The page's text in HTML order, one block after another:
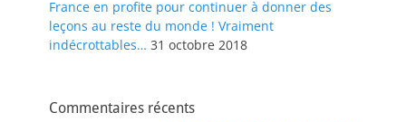
France en profite pour continuer à donner des
leçons au reste du monde ! Vraiment
indécrottables… 31 octobre 2018
Commentaires récents